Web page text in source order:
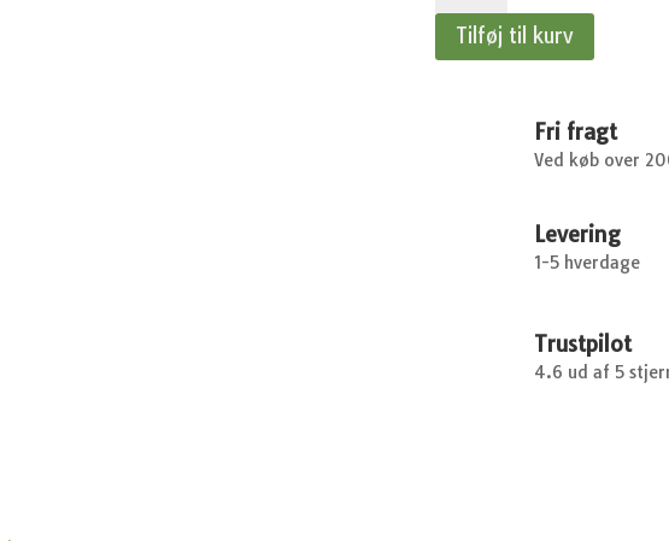
-
Storblomstrende
Tilføj til kurv
Fri fragt
Ved køb over
Levering
1-5 hverdage
Trustpilot
4.6 ud af 5